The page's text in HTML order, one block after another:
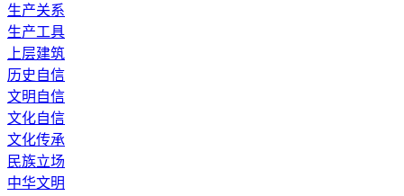
生产关系
生产工具
上层建筑
历史自信
文明自信
文化自信
文化传承
民族立场
中华文明